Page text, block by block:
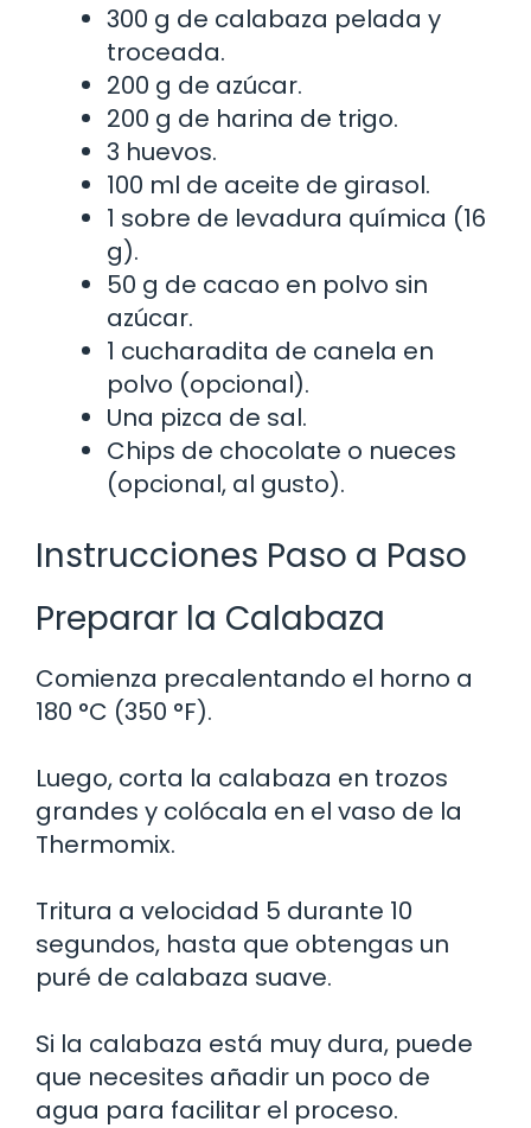
300 g de calabaza pelada y
troceada.
200 g de azúcar.
200 g de harina de trigo.
3 huevos.
100 ml de aceite de girasol.
1 sobre de levadura química (16
g).
50 g de cacao en polvo sin
azúcar.
1 cucharadita de canela en
polvo (opcional).
Una pizca de sal.
Chips de chocolate o nueces
(opcional, al gusto).
Instrucciones Paso a Paso
Preparar la Calabaza
Comienza precalentando el horno a
180 °C (350 °F).
Luego, corta la calabaza en trozos
grandes y colócala en el vaso de la
Thermomix.
Tritura a velocidad 5 durante 10
segundos, hasta que obtengas un
puré de calabaza suave.
Si la calabaza está muy dura, puede
que necesites añadir un poco de
agua para facilitar el proceso.